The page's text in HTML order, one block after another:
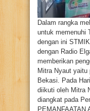
Dalam rangka
untuk memenuhi
dengan ini
dengan Radio
memberikan
Mitra Nyaut yaitu
Bekasi. Pada
diikuti oleh Mitra
diangkat pada
PEMANFAATAN